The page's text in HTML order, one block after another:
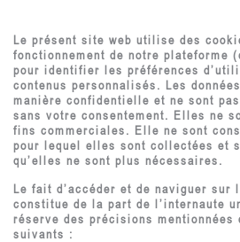
Le présent site web utilise des
fonctionnement de notre plateforme
pour identifier les préférences
contenus personnalisés. Les
manière confidentielle et ne sont
sans votre consentement. Elles ne
fins commerciales. Elle ne sont
pour lequel elles sont collectées et
qu’elles ne sont plus nécessaires.
Le fait d’accéder et de naviguer sur
constitue de la part de l’internaute
réserve des précisions
suivants :